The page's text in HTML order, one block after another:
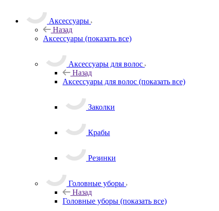
Аксессуары
Назад
Аксессуары (показать все)
Аксессуары для волос
Назад
Аксессуары для волос (показать все)
Заколки
Крабы
Резинки
Головные уборы
Назад
Головные уборы (показать все)